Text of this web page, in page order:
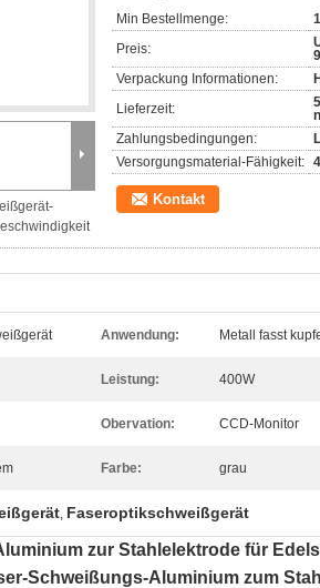
Min Bestellmenge:
Preis:
Verpackung Informationen:
Lieferzeit:
Zahlungsbedingungen:
Versorgungsmaterial-Fähigkeit:
Kontakt
Anwendung: Metall fasst
Leistung: 400W
Obervation: CCD-Monitor
Farbe: grau
, Faseroptikschweißgerät
zur Stahlelektrode für
Schweißungs-Aluminium zum